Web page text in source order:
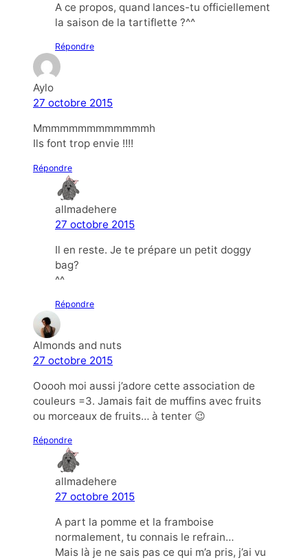
A ce propos, quand lances-tu officiellement
la saison de la tartiflette ?^^
Répondre
Aylo
27 octobre 2015
Mmmmmmmmmmmmmh
Ils font trop envie !!!!
Répondre
allmadehere
27 octobre 2015
Il en reste. Je te prépare un petit doggy
bag?
^^
Répondre
Almonds and nuts
27 octobre 2015
Ooooh moi aussi j’adore cette association de
couleurs =3. Jamais fait de muffins avec fruits
ou morceaux de fruits… à tenter 😉
Répondre
allmadehere
27 octobre 2015
A part la pomme et la framboise
normalement, tu connais le refrain…
Mais là je ne sais pas ce qui m’a pris, j’ai vu